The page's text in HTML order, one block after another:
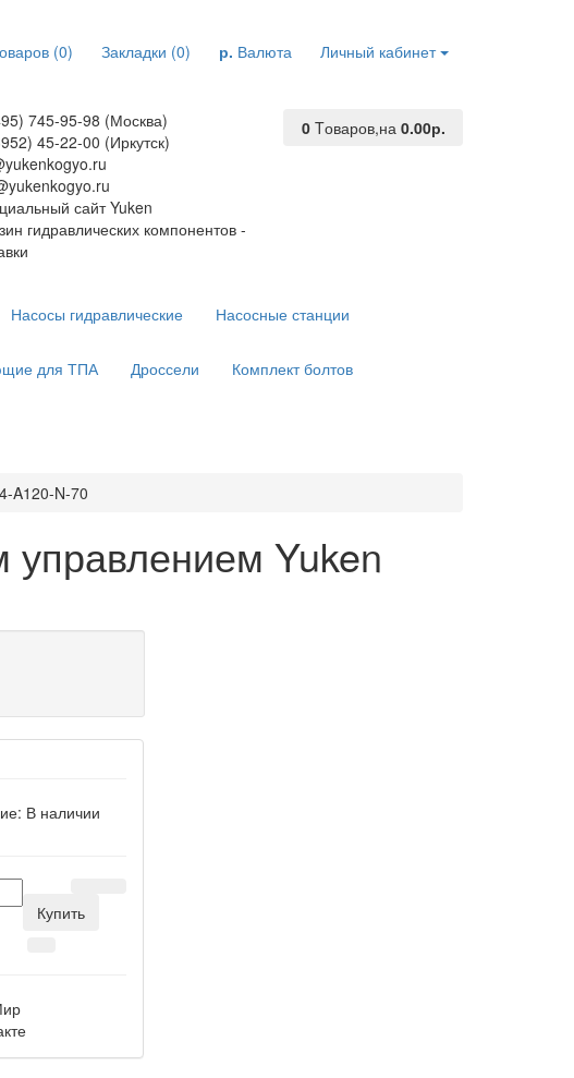
Личный кабинет
р. Валюта
Закладки (0)
(0)
745-95-98 (Москва)
45-22-00 (Иркутск)
сайт Yuken
гидравлических компонентов -
0 Tоваров,на 0.00р.
Насосы гидравлические Насосные станции
для ТПА Дроссели Комплект болтов
A120-N-70
управлением Yuken
В наличии
Купить